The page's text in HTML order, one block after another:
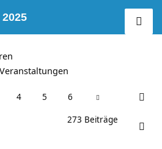
4 5 6
273 Beiträge